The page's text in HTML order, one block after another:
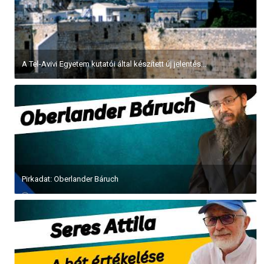
A Tel-Avivi Egyetem kutatói által készített új jelentés...
Pirkadat: Oberlander Báruch